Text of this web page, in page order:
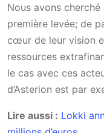
Nous avons
première levée; de
cœur de leur vision
ressources
le cas avec ces
d’Asterion est par
Lire aussi : Lokki